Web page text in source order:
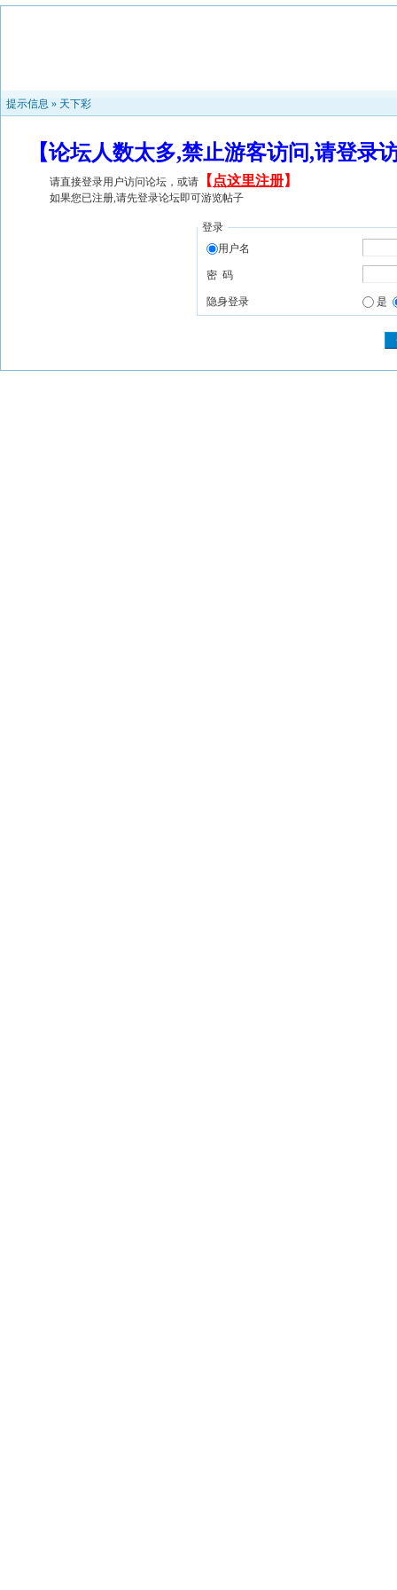
提示信息 » 天下彩
【论坛人数太多,禁止游客访问,请登
请直接登录用户访问论坛，或请 【 点这里注册】
如果您已注册,请先登录论坛即可游览帖子
登录
用户名
密 码
隐身登录 是